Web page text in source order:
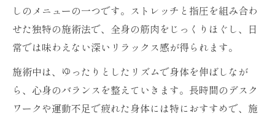
しのメニューの一つです。ストレッチと指圧を組み合わ
せた独特の施術法で、全身の筋肉をじっくりほぐし、日
常では味わえない深いリラックス感が得られます。
施術中は、ゆったりとしたリズムで身体を伸ばしなが
ら、心身のバランスを整えていきます。長時間のデスク
ワークや運動不足で疲れた身体には特におすすめで、施